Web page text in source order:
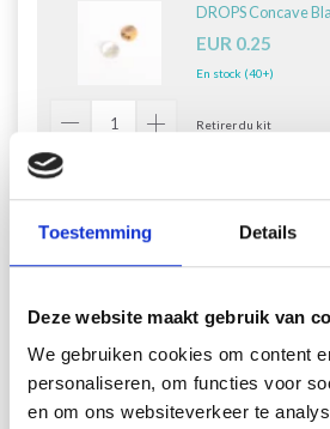
Toestemming Details
Deze website maakt gebruik van
We gebruiken cookies om content
personaliseren, om functies voor
en om ons websiteverkeer te
DROPS Concave
EUR 0.25
En stock (40+)
Retirer du kit
268-26 Blush
DROPS Design
DROPS 268-26